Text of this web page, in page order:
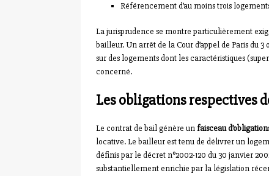
Référencement d’au moins trois
La jurisprudence se montre particulièrement
bailleur. Un arrêt de la Cour d’appel de Paris du
sur des logements dont les caractéristiques
concerné.
Les obligations respectives
Le contrat de bail génère un faisceau
locative. Le bailleur est tenu de délivrer un
définis par le décret n°2002-120 du 30 janvier
substantiellement enrichie par la législation